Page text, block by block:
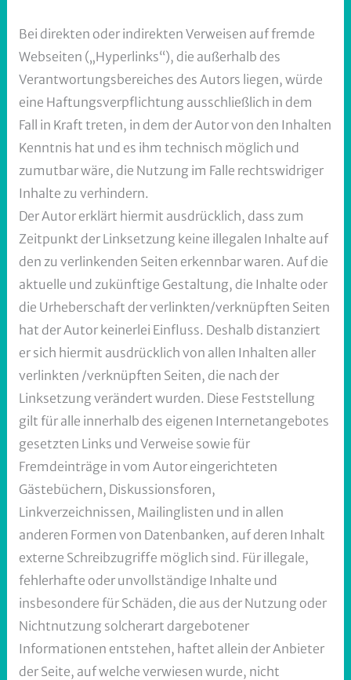
Bei direkten oder indirekten Verweisen auf fremde
Webseiten („Hyperlinks“), die außerhalb des
Verantwortungsbereiches des Autors liegen, würde
eine Haftungsverpflichtung ausschließlich in dem
Fall in Kraft treten, in dem der Autor von den Inhalten
Kenntnis hat und es ihm technisch möglich und
zumutbar wäre, die Nutzung im Falle rechtswidriger
Inhalte zu verhindern.
Der Autor erklärt hiermit ausdrücklich, dass zum
Zeitpunkt der Linksetzung keine illegalen Inhalte auf
den zu verlinkenden Seiten erkennbar waren. Auf die
aktuelle und zukünftige Gestaltung, die Inhalte oder
die Urheberschaft der verlinkten/verknüpften Seiten
hat der Autor keinerlei Einfluss. Deshalb distanziert
er sich hiermit ausdrücklich von allen Inhalten aller
verlinkten /verknüpften Seiten, die nach der
Linksetzung verändert wurden. Diese Feststellung
gilt für alle innerhalb des eigenen Internetangebotes
gesetzten Links und Verweise sowie für
Fremdeinträge in vom Autor eingerichteten
Gästebüchern, Diskussionsforen,
Linkverzeichnissen, Mailinglisten und in allen
anderen Formen von Datenbanken, auf deren Inhalt
externe Schreibzugriffe möglich sind. Für illegale,
fehlerhafte oder unvollständige Inhalte und
insbesondere für Schäden, die aus der Nutzung oder
Nichtnutzung solcherart dargebotener
Informationen entstehen, haftet allein der Anbieter
der Seite, auf welche verwiesen wurde, nicht